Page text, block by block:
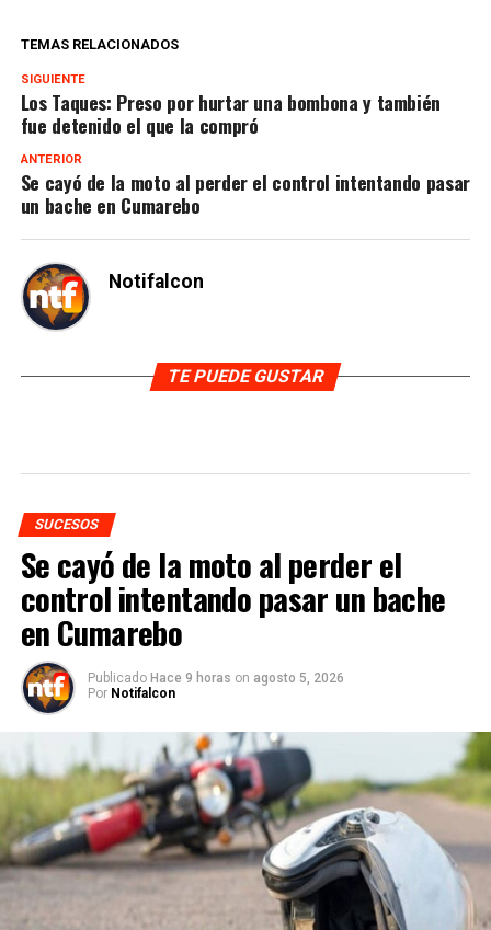
TEMAS RELACIONADOS
SIGUIENTE
Los Taques: Preso por hurtar una bombona y también
fue detenido el que la compró
ANTERIOR
Se cayó de la moto al perder el control intentando pasar
un bache en Cumarebo
Notifalcon
TE PUEDE GUSTAR
SUCESOS
Se cayó de la moto al perder el
control intentando pasar un bache
en Cumarebo
Publicado Hace 9 horas on agosto 5, 2026
Por Notifalcon